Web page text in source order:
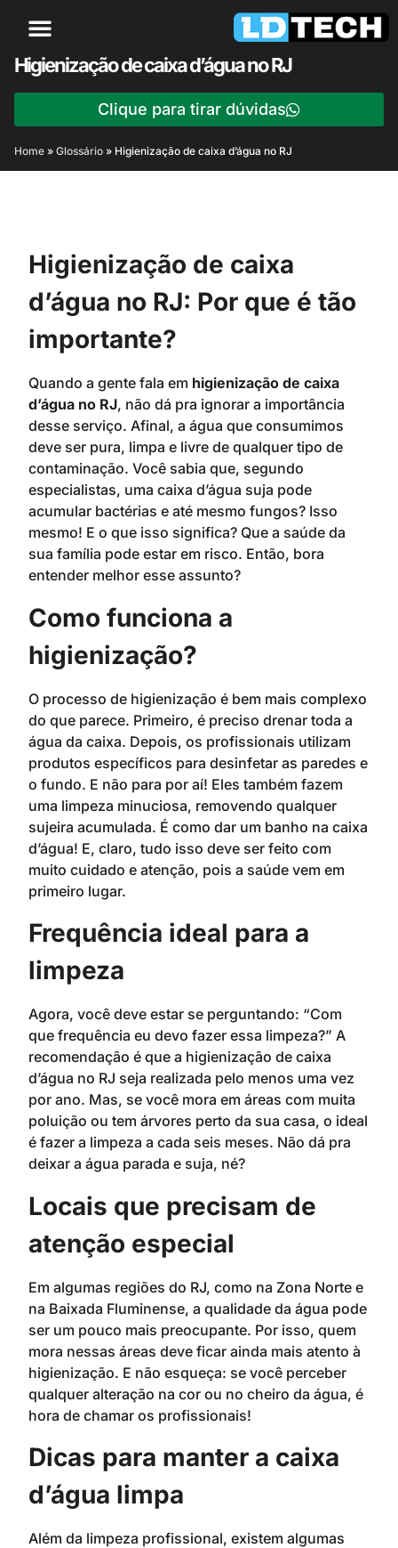
Higienização de caixa d’água no RJ
Clique para tirar dúvidas
Home » Glossário » Higienização de caixa d’água no RJ
Higienização de caixa
d’água no RJ: Por que é tão
importante?
Quando a gente fala em higienização de caixa
d’água no RJ, não dá pra ignorar a importância
desse serviço. Afinal, a água que consumimos
deve ser pura, limpa e livre de qualquer tipo de
contaminação. Você sabia que, segundo
especialistas, uma caixa d’água suja pode
acumular bactérias e até mesmo fungos? Isso
mesmo! E o que isso significa? Que a saúde da
sua família pode estar em risco. Então, bora
entender melhor esse assunto?
Como funciona a
higienização?
O processo de higienização é bem mais complexo
do que parece. Primeiro, é preciso drenar toda a
água da caixa. Depois, os profissionais utilizam
produtos específicos para desinfetar as paredes e
o fundo. E não para por aí! Eles também fazem
uma limpeza minuciosa, removendo qualquer
sujeira acumulada. É como dar um banho na caixa
d’água! E, claro, tudo isso deve ser feito com
muito cuidado e atenção, pois a saúde vem em
primeiro lugar.
Frequência ideal para a
limpeza
Agora, você deve estar se perguntando: “Com
que frequência eu devo fazer essa limpeza?” A
recomendação é que a higienização de caixa
d’água no RJ seja realizada pelo menos uma vez
por ano. Mas, se você mora em áreas com muita
poluição ou tem árvores perto da sua casa, o ideal
é fazer a limpeza a cada seis meses. Não dá pra
deixar a água parada e suja, né?
Locais que precisam de
atenção especial
Em algumas regiões do RJ, como na Zona Norte e
na Baixada Fluminense, a qualidade da água pode
ser um pouco mais preocupante. Por isso, quem
mora nessas áreas deve ficar ainda mais atento à
higienização. E não esqueça: se você perceber
qualquer alteração na cor ou no cheiro da água, é
hora de chamar os profissionais!
Dicas para manter a caixa
d’água limpa
Além da limpeza profissional, existem algumas